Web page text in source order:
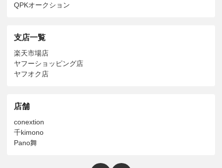
QPKオークション
支店一覧
楽天市場店
ヤフーショッピング店
ヤフオク店
店舗
conextion
千kimono
Pano舞